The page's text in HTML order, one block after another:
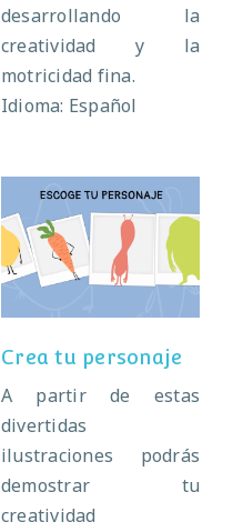
desarrollando la
creatividad y la
motricidad fina.
Idioma: Español
Crea tu
personaje
Crea tu personaje
A partir de estas
divertidas
ilustraciones podrás
demostrar tu
creatividad